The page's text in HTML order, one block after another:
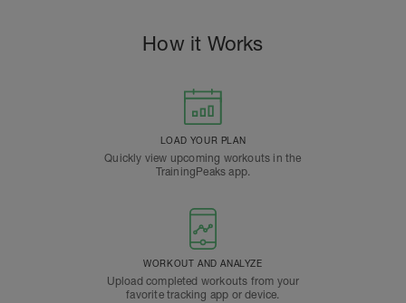
How it Works
LOAD YOUR PLAN
Quickly view upcoming workouts in the
TrainingPeaks app.
WORKOUT AND ANALYZE
Upload completed workouts from your
favorite tracking app or device.